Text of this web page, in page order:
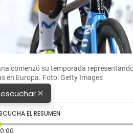
comenzó su temporada
en Europa. Foto: Getty Images
×
EL RESUMEN